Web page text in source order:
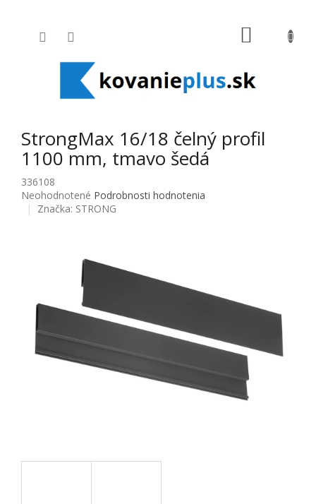
StrongMax 16/18 čelný profil
1100 mm, tmavo šedá
336108
Priemerné hodnotenie produktu je 0,0 z 5 hviezdičiek.
Neohodnotené Podrobnosti hodnotenia
Značka: STRONG